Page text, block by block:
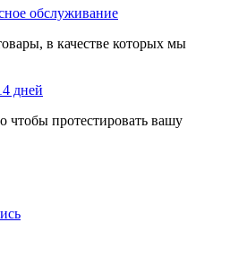
обслуживание
в качестве которых мы
дней
чтобы протестировать вашу